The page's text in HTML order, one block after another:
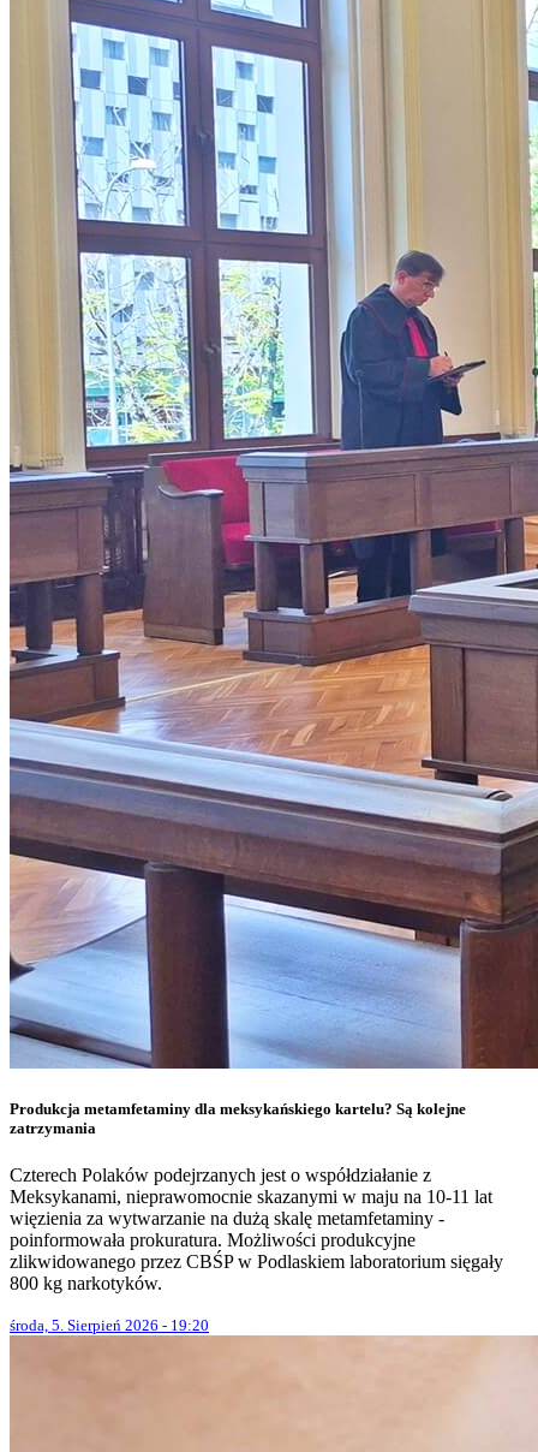
Produkcja metamfetaminy dla meksykańskiego kartelu? Są kolejne
zatrzymania
Czterech Polaków podejrzanych jest o współdziałanie z
Meksykanami, nieprawomocnie skazanymi w maju na 10-11 lat
więzienia za wytwarzanie na dużą skalę metamfetaminy -
poinformowała prokuratura. Możliwości produkcyjne
zlikwidowanego przez CBŚP w Podlaskiem laboratorium sięgały
800 kg narkotyków.
środa, 5. Sierpień 2026 - 19:20